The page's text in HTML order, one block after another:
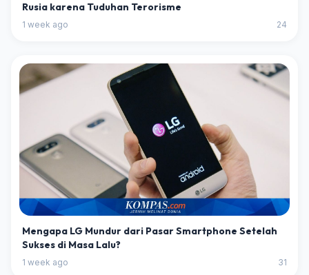
Rusia karena Tuduhan Terorisme
1 week ago 24
Mengapa LG Mundur dari Pasar Smartphone Setelah
Sukses di Masa Lalu?
1 week ago 31